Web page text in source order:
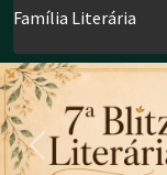
Previous